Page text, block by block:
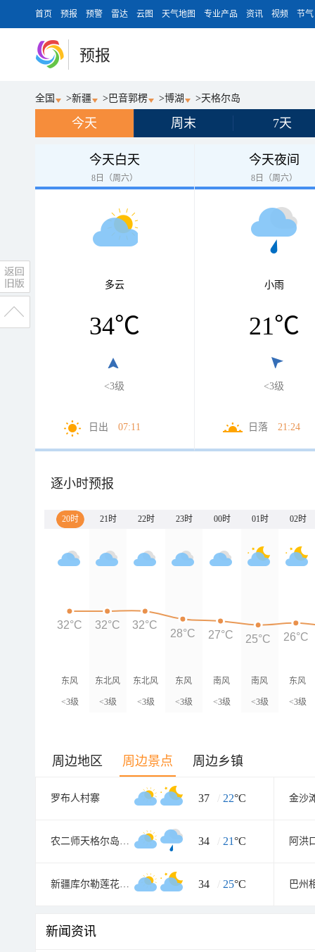
首页 预报 预警 雷达 云图 天气地图 专业产品 资讯 视频 节气
预报
全国 >新疆 > 巴音郭楞 >博湖 >天格尔岛
今天 周末 7天
今天白天
8日（周六）
多云
34℃
<3级
日出 07:11
今天夜间
8日（周六）
小雨
21℃
<3级
日落 21:24
逐小时预报
20时 21时 22时 23时 00时 01时 02时
东风
<3级
东北风
<3级
东北风
<3级
东风
<3级
南风
<3级
南风
<3级
东风
<3级
32°C 32°C 32°C
28°C 27°C 25°C 26°C
周边地区 周边景点 周边乡镇
罗布人村寨 37 / 22°C 金沙
农二师天格尔岛(银沙滩旅游区 34 / 21°C 阿洪
新疆库尔勒莲花湖旅游区 34 / 25°C
新闻资讯